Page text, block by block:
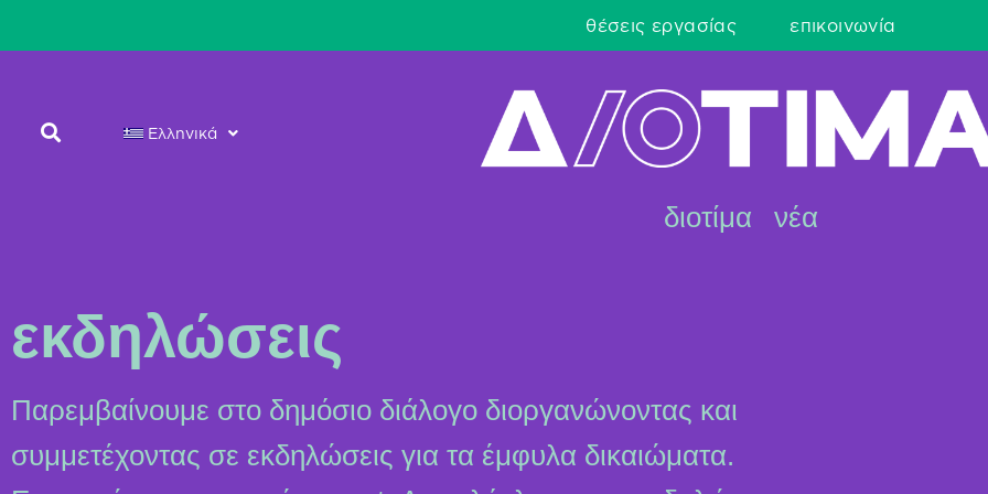
θέσεις εργασίας επικοινωνία
Ελληνικά
διοτίμα νέα
εκδηλώσεις
Παρεμβαίνουμε στο δημόσιο διάλογο διοργανώνοντας και
συμμετέχοντας σε εκδηλώσεις για τα έμφυλα δικαιώματα.